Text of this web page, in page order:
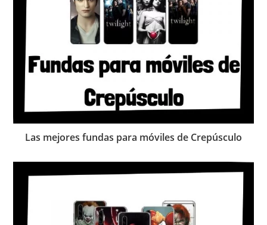
Las mejores fundas para móviles de Crepúsculo